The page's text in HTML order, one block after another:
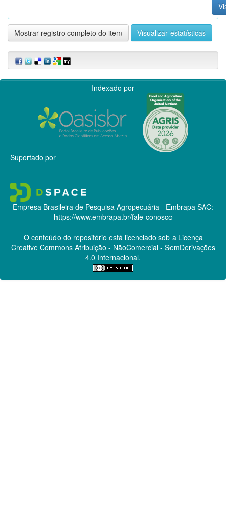
Mostrar registro completo do item Visualizar estatísticas
Indexado por
Suportado por
Empresa Brasileira de Pesquisa Agropecuária - Embrapa SAC:
https://www.embrapa.br/fale-conosco
O conteúdo do repositório está licenciado sob a Licença
Creative CommonsAtribuição - NãoComercial - SemDerivações
4.0 Internacional.